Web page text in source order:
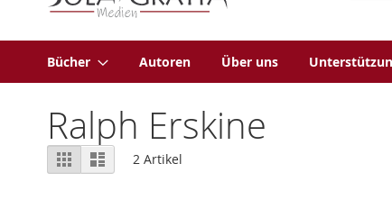
Bücher Autoren Über uns
Ralph Erskine
Ansicht
als
RasterListe 2 Artikel